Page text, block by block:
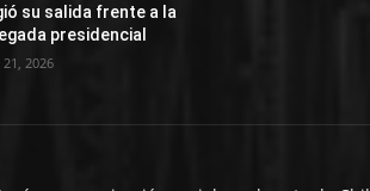
su salida frente a la
presidencial
21, 2026